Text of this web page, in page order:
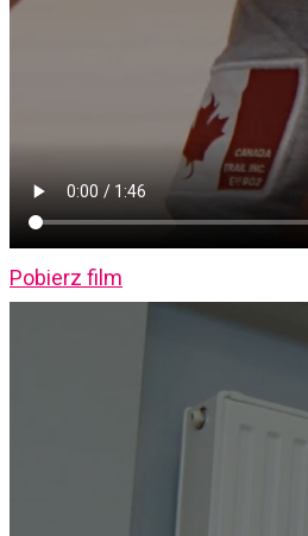
Pobierz film